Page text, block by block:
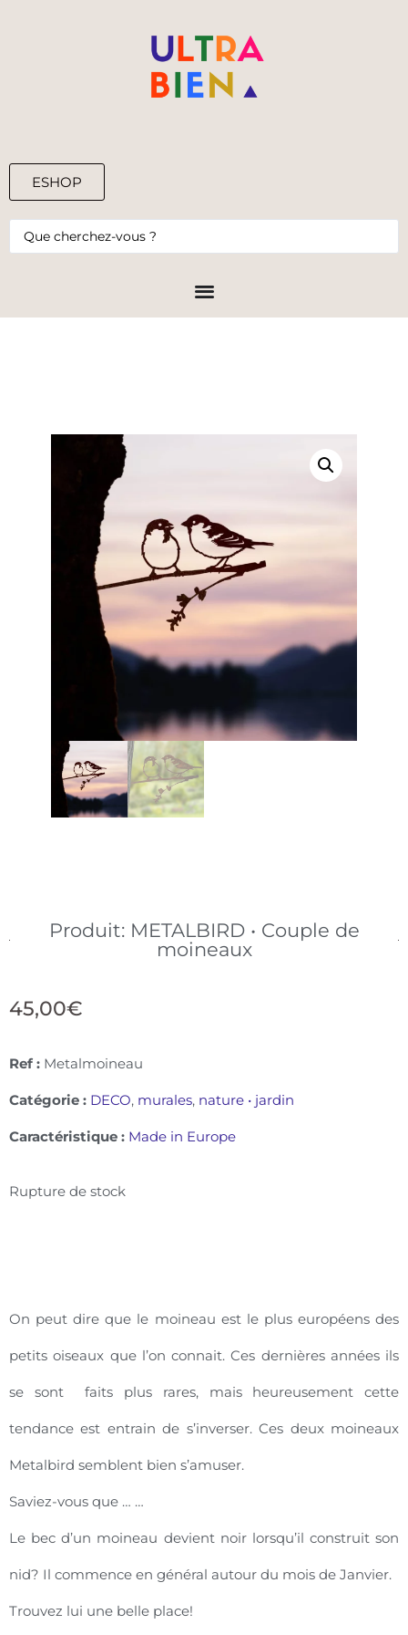
ESHOP
0,00€
Produit: METALBIRD • Couple de
moineaux
45,00€
Ref : Metalmoineau
Catégorie : DECO, murales, nature • jardin
Caractéristique : Made in Europe
Rupture de stock
On peut dire que le moineau est le plus européens des
petits oiseaux que l’on connait. Ces dernières années ils
se sont faits plus rares, mais heureusement cette
tendance est entrain de s’inverser. Ces deux moineaux
Metalbird semblent bien s’amuser.
Saviez-vous que … …
Le bec d’un moineau devient noir lorsqu’il construit son
nid? Il commence en général autour du mois de Janvier.
Trouvez lui une belle place!